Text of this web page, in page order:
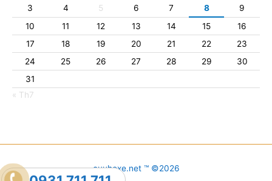
3
4 5 6 7 8
9
10
11 12 13 14 15
16
17
18 19 20 21 22
23
24
25 26 27 28 29
30
31
« Th7
cuuhoxe.net ™ ©2026